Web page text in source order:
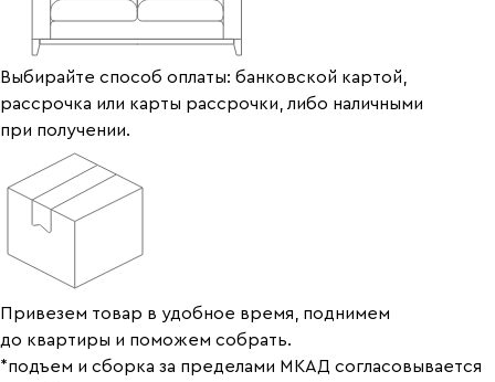
Выбирайте способ оплаты: банковской картой,
рассрочка или карты рассрочки, либо наличными
при получении.
Привезем товар в удобное время, поднимем
до квартиры и поможем собрать.
*подъем и сборка за пределами МКАД согласовывается